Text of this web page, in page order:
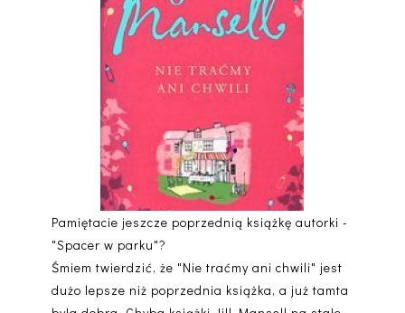
Pamiętacie jeszcze poprzednią książkę autorki -
"Spacer w parku"?
Śmiem twierdzić, że "Nie traćmy ani chwili" jest
dużo lepsze niż poprzednia książka, a już tamta